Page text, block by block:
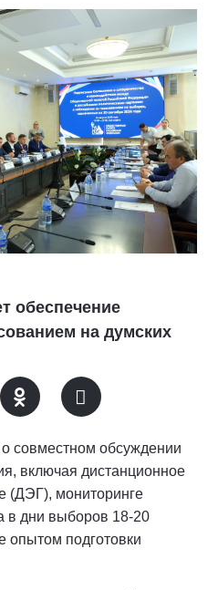
обеспечение
на думских
совместном обсуждении
включая дистанционное
(ДЭГ), мониторинге
в дни выборов 18-20
опытом подготовки